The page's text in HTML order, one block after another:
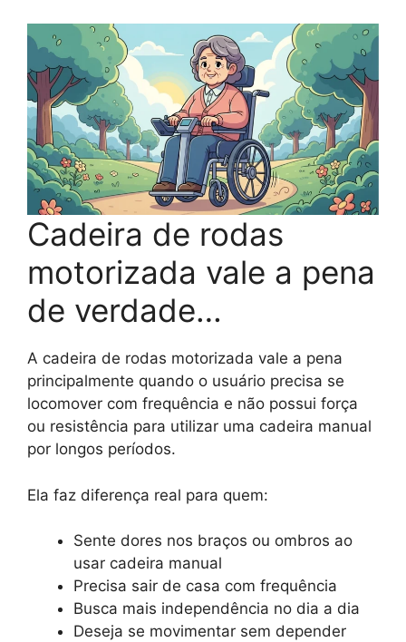
Cadeira de rodas
motorizada vale a pena
de verdade…
A cadeira de rodas motorizada vale a pena
principalmente quando o usuário precisa se
locomover com frequência e não possui força
ou resistência para utilizar uma cadeira manual
por longos períodos.
Ela faz diferença real para quem:
Sente dores nos braços ou ombros ao
usar cadeira manual
Precisa sair de casa com frequência
Busca mais independência no dia a dia
Deseja se movimentar sem depender